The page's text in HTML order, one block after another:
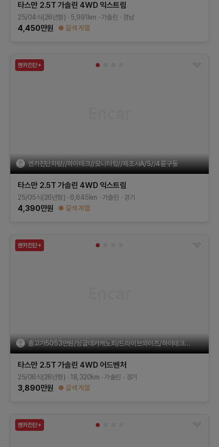
타스만 2.5T 가솔린 4WD 익스트림
25/04식(26년형) 5,991 km 가솔린 경남
4,450만원 갈색 계열
엔카진단차량//하이테크//모니터링//제조사A/S//4륜구동
타스만 2.5T 가솔린 4WD 익스트림
25/05식(26년형) 6,645km 가솔린 경기
4,390만원 갈색 계열
출고가5053만원/싱글데커캐노피/드라이브와이즈/하이테크/스타일
타스만 2.5T 가솔린 4WD 어드벤처
25/06식(26년형) 18,320km 가솔린 경기
3,890만원 갈색 계열